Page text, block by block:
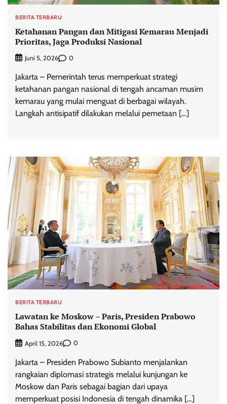
BERITA TERBARU
Ketahanan Pangan dan Mitigasi Kemarau Menjadi
Prioritas, Jaga Produksi Nasional
Juni 5, 2026 0
Jakarta – Pemerintah terus memperkuat strategi
ketahanan pangan nasional di tengah ancaman musim
kemarau yang mulai menguat di berbagai wilayah.
Langkah antisipatif dilakukan melalui pemetaan […]
BERITA TERBARU
Lawatan ke Moskow – Paris, Presiden Prabowo
Bahas Stabilitas dan Ekonomi Global
April 15, 2026 0
Jakarta – Presiden Prabowo Subianto menjalankan
rangkaian diplomasi strategis melalui kunjungan ke
Moskow dan Paris sebagai bagian dari upaya
memperkuat posisi Indonesia di tengah dinamika […]